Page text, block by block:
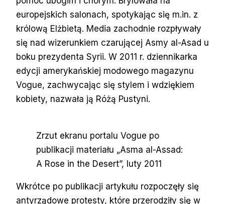
europejskich salonach, spotykając się m.in. z
królową Elżbietą. Media zachodnie rozpływały
się nad wizerunkiem czarującej Asmy al-Asad u
boku prezydenta Syrii. W 2011 r. dziennikarka
edycji amerykańskiej modowego magazynu
Vogue, zachwycając się stylem i wdziękiem
kobiety, nazwała ją Różą Pustyni.
Zrzut ekranu portalu Vogue po
publikacji materiału „Asma al-Assad:
A Rose in the Desert”, luty 2011
Wkrótce po publikacji artykułu rozpoczęły się
antyrządowe protesty, które przerodziły się w